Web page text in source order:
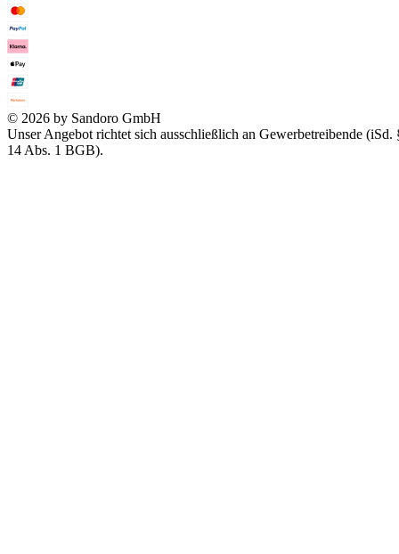
© 2026 by Sandoro GmbH
Unser Angebot richtet sich ausschließlich an Gewerbetreibende (iSd.
14 Abs. 1 BGB).